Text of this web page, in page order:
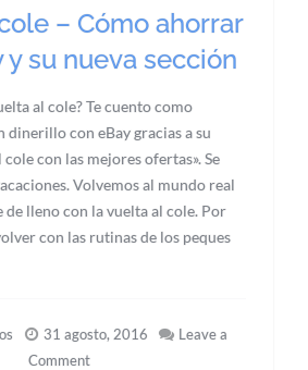
– Cómo ahorrar
y su nueva sección
al cole? Te cuento como
dinerillo con eBay gracias a su
con las mejores ofertas». Se
Volvemos al mundo real
de lleno con la vuelta al cole. Por
con las rutinas de los peques
31 agosto, 2016
Leave a
Comment